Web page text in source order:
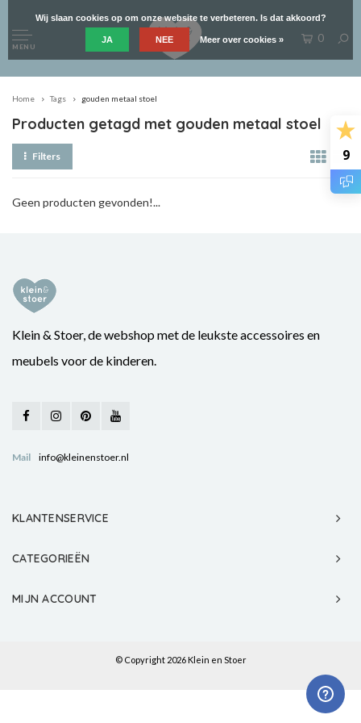
9
MENU
0
Home Tags gouden metaal stoel
Producten getagd met gouden metaal stoel
Filters
Geen producten gevonden!...
Klein & Stoer, de webshop met de leukste accessoires en
meubels voor de kinderen.
Mail info@kleinenstoer.nl
KLANTENSERVICE
CATEGORIEËN
MIJN ACCOUNT
© Copyright 2026 Klein en Stoer
Wij slaan cookies op om onze website te verbeteren. Is dat akkoord?
JA NEE Meer over cookies »